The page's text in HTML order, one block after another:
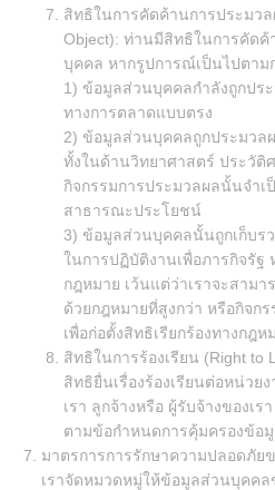
สิทธิในการคัดค้านการประมว
Object): ท่านมีสิทธิในการคัด
บุคคล หากรูปการณ์เป็นไปตา
1) ข้อมูลส่วนบุคคลกำลังถูกปร
ทางการตลาดแบบตรง
2) ข้อมูลส่วนบุคคลถูกประมวล
ทั้งในด้านวิทยาศาสตร์ ประวัติ
กิจกรรมการประมวลผลนั้นจำเ
สาธารณะประโยชน์
3) ข้อมูลส่วนบุคคลนั้นถูกเก็บร
ในการปฏิบัติงานเพื่อภารกิจรัฐ
กฎหมาย เว้นแต่ว่าเราจะสาม
ด้วยกฎหมายที่สูงกว่า หรือกิจก
เพื่อก่อตั้งสิทธิเรียกร้องทางกฎ
สิทธิในการร้องเรียน (Right to
สิทธิยื่นเรื่องร้องเรียนต่อหน่ว
เรา ลูกจ้างหรือ ผู้รับจ้างของเ
ตามข้อกำหนดการคุ้มครองข้อ
มาตรการการรักษาความปลอดภั
เราจัดหมวดหมู่ให้ข้อมูลส่วนบุคค